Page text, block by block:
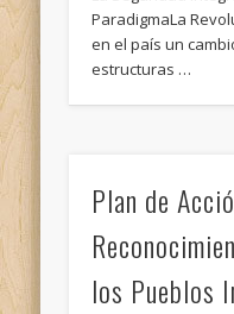
ParadigmaLa
en el país un
estructuras …
Plan de
los Pueblos